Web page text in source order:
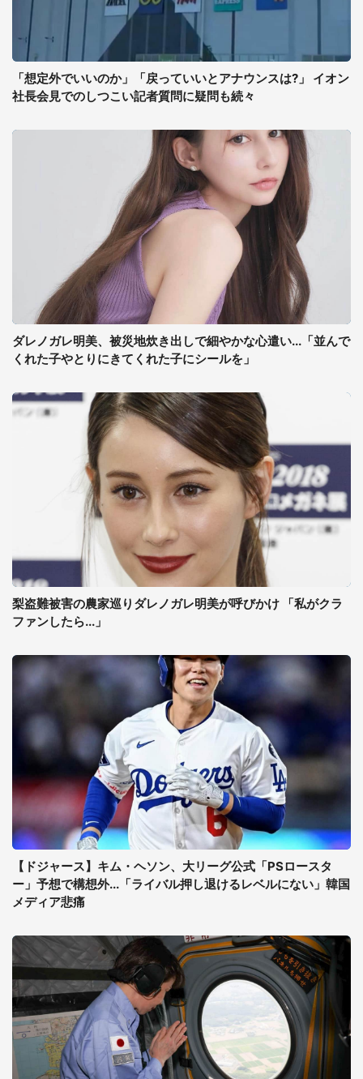
「想定外でいいのか」「戻っていいとアナウンスは?」 イオン
社長会見でのしつこい記者質問に疑問も続々
ダレノガレ明美、被災地炊き出しで細やかな心遣い...「並んで
くれた子やとりにきてくれた子にシールを」
梨盗難被害の農家巡りダレノガレ明美が呼びかけ 「私がクラ
ファンしたら...」
【ドジャース】キム・ヘソン、大リーグ公式「PSロースタ
ー」予想で構想外...「ライバル押し退けるレベルにない」韓国
メディア悲痛